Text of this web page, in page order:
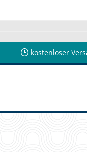
kostenloser